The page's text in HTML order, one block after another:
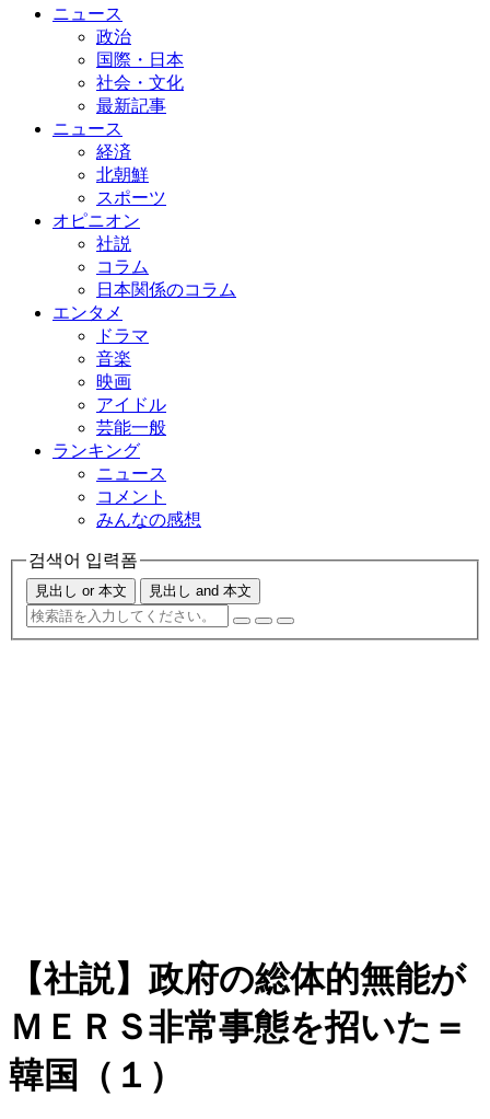
ニュース
政治
国際・日本
社会・文化
最新記事
ニュース
経済
北朝鮮
スポーツ
オピニオン
社説
コラム
日本関係のコラム
エンタメ
ドラマ
音楽
映画
アイドル
芸能一般
ランキング
ニュース
コメント
みんなの感想
검색어 입력폼
見出し or 本文 見出し and 本文
【社説】政府の総体的無能が
ＭＥＲＳ非常事態を招いた＝
韓国（１）